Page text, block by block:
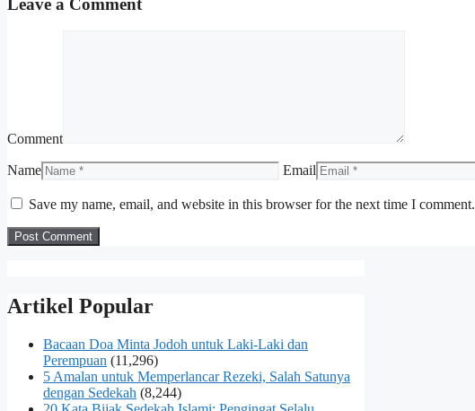
Comment
Name Email
Save my name, email, and website in this browser for the next time I comment.
Artikel Popular
Bacaan Doa Minta Jodoh untuk Laki-Laki dan
Perempuan (11,296)
5 Amalan untuk Memperlancar Rezeki, Salah Satunya
dengan Sedekah (8,244)